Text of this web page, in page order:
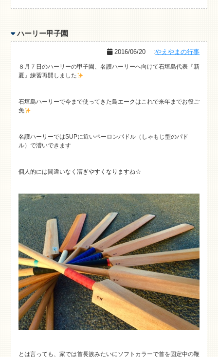
ハーリー甲子園
2016/06/20 :やえやまの行事
８月７日のハーリーの甲子園、名護ハーリーへ向けて石垣島代表『新
夏』練習再開しました
石垣島ハーリーで今まで使ってきた島エークはこれで来年までお役ご
免
名護ハーリーではSUPに近いペーロンパドル（しゃもじ型のパド
ル）で漕いできます
個人的には間違いなく漕ぎやすくなりますね☆
とは言っても、家では首長族みたいにソフトカラーで首を固定中の鞭